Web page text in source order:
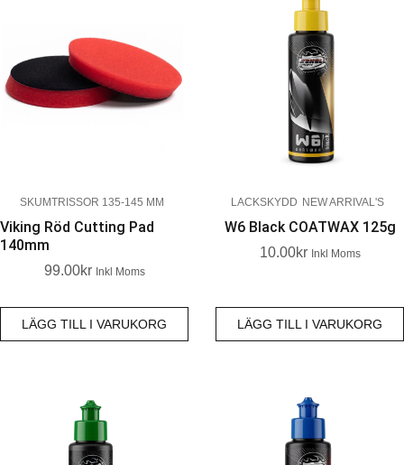
SKUMTRISSOR 135-145 MM
Viking Röd Cutting Pad
140mm
99.00Kr Inkl Moms
LÄGG TILL I VARUKORG
LACKSKYDD NEW ARRIVAL'S
W6 Black COATWAX 125g
10.00Kr Inkl Moms
LÄGG TILL I VARUKORG